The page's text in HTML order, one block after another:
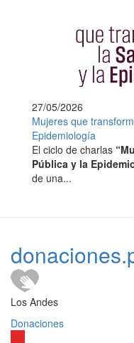
27/05/2026
Mujeres que
Epidemiología
El ciclo de charlas
Pública y la
de una...
Los Andes
Donaciones